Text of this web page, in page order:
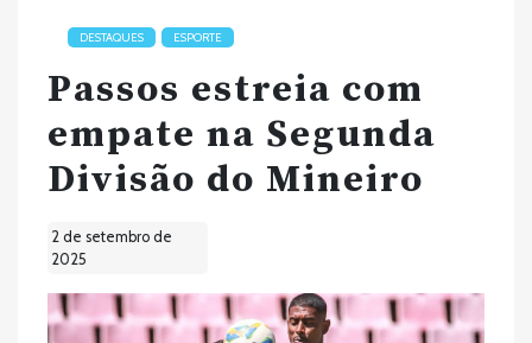
DESTAQUES ESPORTE
Passos estreia com
empate na Segunda
Divisão do Mineiro
2 de setembro de
2025